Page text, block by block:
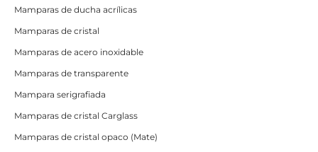
Mamparas de ducha acrílicas
Mamparas de cristal
Mamparas de acero inoxidable
Mamparas de transparente
Mampara serigrafiada
Mamparas de cristal Carglass
Mamparas de cristal opaco (Mate)